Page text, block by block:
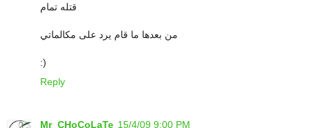
قتله تمام
من بعدها ما قام يرد على مكالماتي
:)
Reply
Mr_CHoCoLaTe 15/4/09 9:00 PM